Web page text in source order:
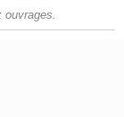
ouvrages.